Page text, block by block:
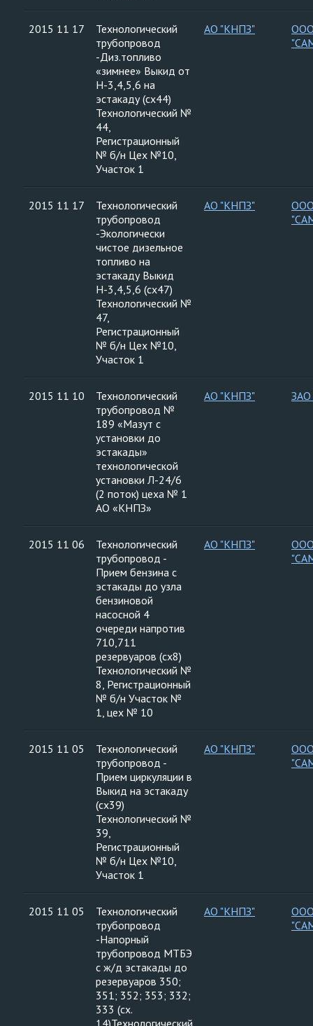
2015 11 17
Технологический
трубопровод
-Диз.топливо
«зимнее» Выкид от
Н-3,4,5,6 на
эстакаду (сх44)
Технологический №
44,
Регистрационный
№ б/н Цех №10,
Участок 1
АО "КНПЗ"
2015 11 17
Технологический
трубопровод
-Экологически
чистое дизельное
топливо на
эстакаду Выкид
Н-3,4,5,6 (сх47)
Технологический №
47,
Регистрационный
№ б/н Цех №10,
Участок 1
АО "КНПЗ"
2015 11 10
Технологический
трубопровод №
189 «Мазут с
установки до
эстакады»
технологической
установки Л-24/6
(2 поток) цеха № 1
АО «КНПЗ»
АО "КНПЗ"
2015 11 06
Технологический
трубопровод -
Прием бензина с
эстакады до узла
бензиновой
насосной 4
очереди напротив
710,711
резервуаров (сх8)
Технологический №
8, Регистрационный
№ б/н Участок №
1, цех № 10
АО "КНПЗ"
2015 11 05
Технологический
трубопровод -
Прием циркуляции в
Выкид на эстакаду
(сх39)
Технологический №
39,
Регистрационный
№ б/н Цех №10,
Участок 1
АО "КНПЗ"
2015 11 05
Технологический
трубопровод
-Напорный
трубопровод МТБЭ
с ж/д эстакады до
резервуаров 350;
351; 352; 353; 332;
333 (сх.
14)Технологический
АО "КНПЗ"